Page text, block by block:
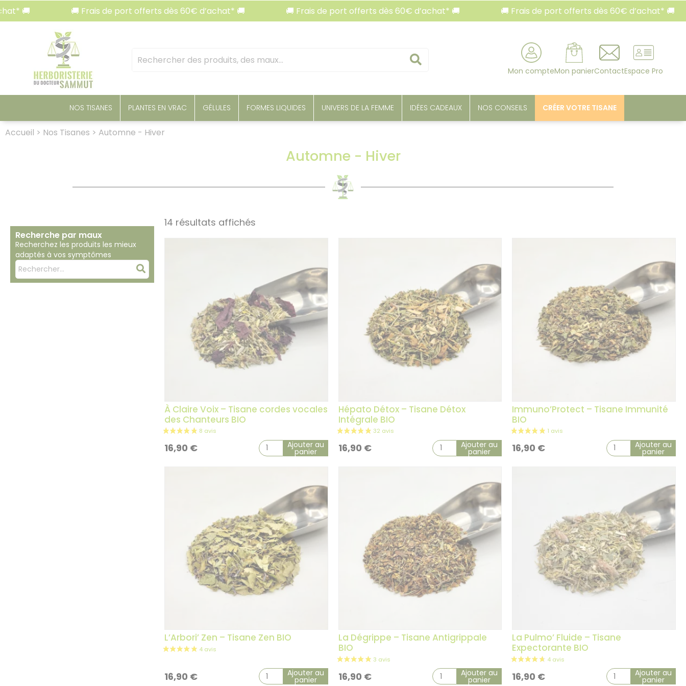
🚚 Frais de port offerts dès 60€ d’achat* 🚚 🚚 Frais de port offerts dès 60€ d’achat* 🚚 🚚 Frais de port offerts dès 60€ d’achat* 🚚
Mots
clés
Mon compteMon panierContactEspace Pro
NOS TISANES PLANTES EN VRAC GÉLULES FORMES LIQUIDES UNIVERS DE LA FEMME IDÉES CADEAUX NOS CONSEILS CRÉER VOTRE TISANE
Accueil > Nos Tisanes > Automne - Hiver
Automne - Hiver
Recherche par maux
Recherchez les produits les mieux
adaptés à vos symptômes
Mots
clés
Rechercher
14 résultats affichés
À Claire Voix – Tisane cordes vocales
des Chanteurs BIO
16,90 € Ajouter au
panier
Hépato Détox – Tisane Détox
Intégrale BIO
16,90 € Ajouter au
panier
Immuno’Protect – Tisane Immunité
BIO
16,90 € Ajouter au
panier
L’Arbori’ Zen – Tisane Zen BIO
16,90 € Ajouter au
panier
La Dégrippe – Tisane Antigrippale
BIO
16,90 € Ajouter au
panier
La Pulmo’ Fluide – Tisane
Expectorante BIO
16,90 € Ajouter au
panier
Panneau de gestion des cookies